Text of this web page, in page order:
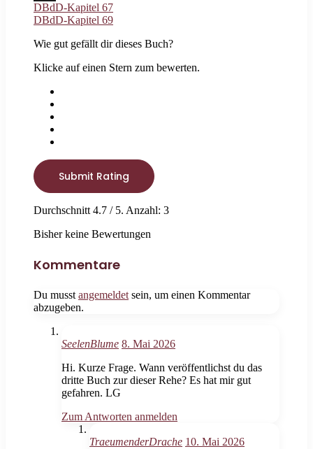
X
DBdD-Kapitel 67
DBdD-Kapitel 69
Wie gut gefällt dir dieses Buch?
Klicke auf einen Stern zum bewerten.
Submit Rating
Durchschnitt 4.7 / 5. Anzahl: 3
Bisher keine Bewertungen
Kommentare
Du musst angemeldet sein, um einen Kommentar
abzugeben.
SeelenBlume 8. Mai 2026
Hi. Kurze Frage. Wann veröffentlichst du das
dritte Buch zur dieser Rehe? Es hat mir gut
gefahren. LG
Zum Antworten anmelden
TraeumenderDrache 10. Mai 2026